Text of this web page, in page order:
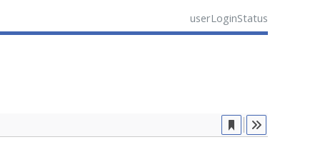
userLoginStatus
Current
View
TOOLS